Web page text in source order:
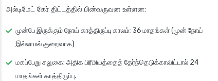
அல்டிமேட் கேர் திட்டத்தில் பின்வருவன உள்ளன:
முன்பே இருக்கும் நோய் காத்திருப்பு காலம்: 36 மாதங்கள் (முன் நோய்
இல்லாமல் குறைவாக)
மகப்பேறு சலுகை: அதிக பிரீமியத்தைத் தேர்ந்தெடுக்காவிட்டால் 24
மாதங்கள் காத்திருப்பு.